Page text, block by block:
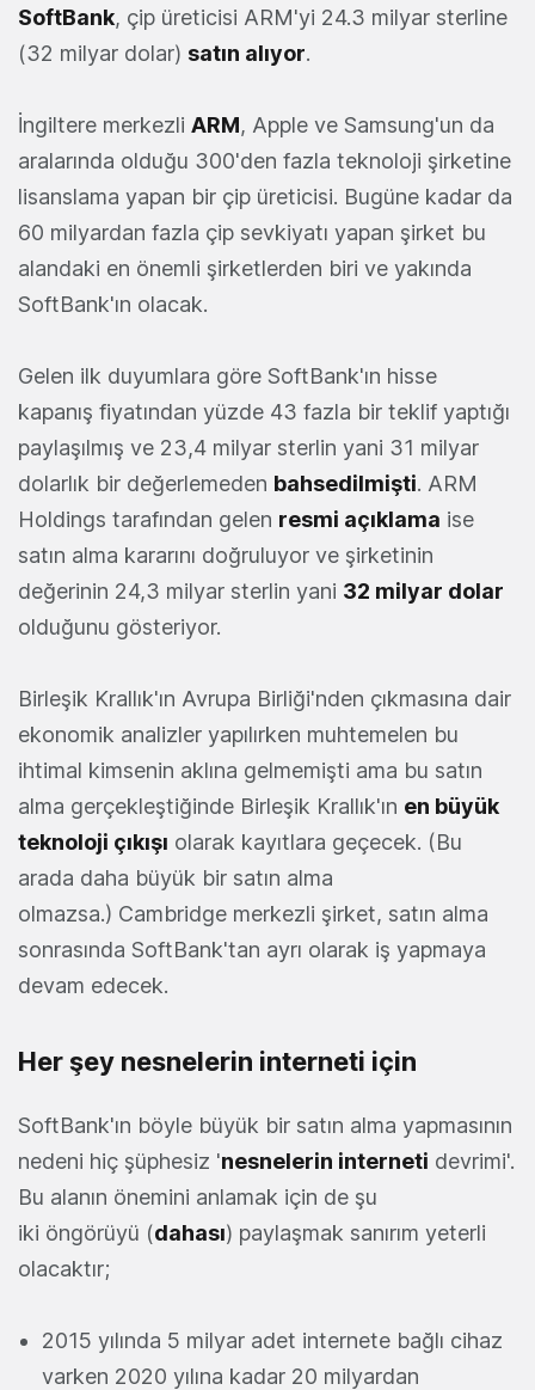
SoftBank, çip üreticisi ARM'yi 24.3 milyar sterline
(32 milyar dolar) satın alıyor.
İngiltere merkezli ARM, Apple ve Samsung'un da
aralarında olduğu 300'den fazla teknoloji şirketine
lisanslama yapan bir çip üreticisi. Bugüne kadar da
60 milyardan fazla çip sevkiyatı yapan şirket bu
alandaki en önemli şirketlerden biri ve yakında
SoftBank'ın olacak.
Gelen ilk duyumlara göre SoftBank'ın hisse
kapanış fiyatından yüzde 43 fazla bir teklif yaptığı
paylaşılmış ve 23,4 milyar sterlin yani 31 milyar
dolarlık bir değerlemeden bahsedilmişti. ARM
Holdings tarafından gelen resmi açıklama ise
satın alma kararını doğruluyor ve şirketinin
değerinin 24,3 milyar sterlin yani 32 milyar dolar
olduğunu gösteriyor.
Birleşik Krallık'ın Avrupa Birliği'nden çıkmasına dair
ekonomik analizler yapılırken muhtemelen bu
ihtimal kimsenin aklına gelmemişti ama bu satın
alma gerçekleştiğinde Birleşik Krallık'ın en büyük
teknoloji çıkışı olarak kayıtlara geçecek. (Bu
arada daha büyük bir satın alma
olmazsa.) Cambridge merkezli şirket, satın alma
sonrasında SoftBank'tan ayrı olarak iş yapmaya
devam edecek.
Her şey nesnelerin interneti için
SoftBank'ın böyle büyük bir satın alma yapmasının
nedeni hiç şüphesiz 'nesnelerin interneti devrimi'.
Bu alanın önemini anlamak için de şu
iki öngörüyü (dahası) paylaşmak sanırım yeterli
olacaktır;
2015 yılında 5 milyar adet internete bağlı cihaz
varken 2020 yılına kadar 20 milyardan